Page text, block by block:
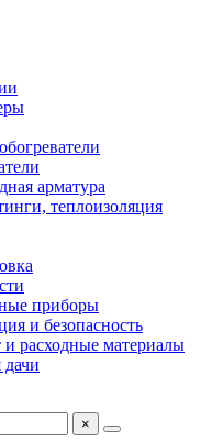
арматура
теплоизоляция
приборы
и безопасность
расходные материалы
дачи
×